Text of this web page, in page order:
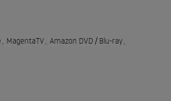
, MagentaTV, Amazon DVD / Blu-ray,